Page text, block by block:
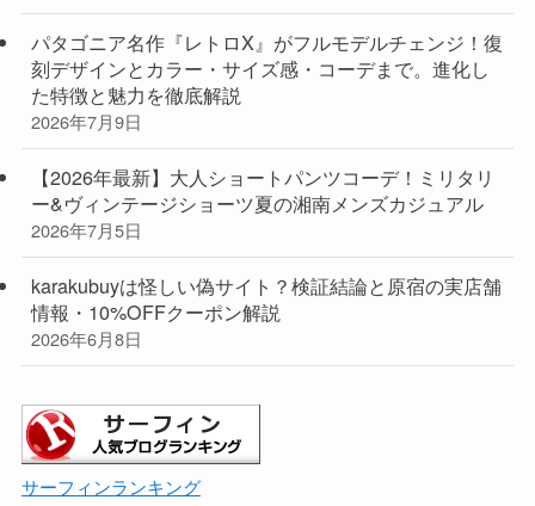
パタゴニア名作『レトロX』がフルモデルチェンジ！復
刻デザインとカラー・サイズ感・コーデまで。進化し
た特徴と魅力を徹底解説
2026年7月9日
【2026年最新】大人ショートパンツコーデ！ミリタリ
ー&ヴィンテージショーツ夏の湘南メンズカジュアル
2026年7月5日
karakubuyは怪しい偽サイト？検証結論と原宿の実店舗
情報・10%OFFクーポン解説
2026年6月8日
サーフィンランキング